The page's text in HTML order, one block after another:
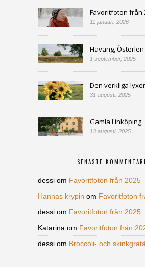
Favoritfoton från
11 januari, 2026
Haväng, Österlen
1 september, 2025
Den verkliga
31 augusti, 2025
Gamla Linköping
13 augusti, 2025
SENASTE
dessi om Favoritfoton från 2025
Hannas krypin om Favoritfoton
dessi om Favoritfoton från 2025
Katarina om Favoritfoton från
dessi om Broccoli- och